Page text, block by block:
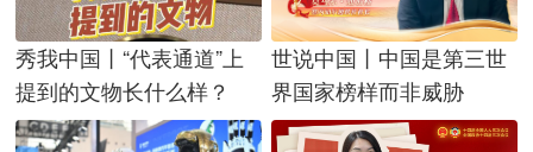
秀我中国丨“代表通道”上
提到的文物长什么样？
世说中国丨中国是第三世
界国家榜样而非威胁